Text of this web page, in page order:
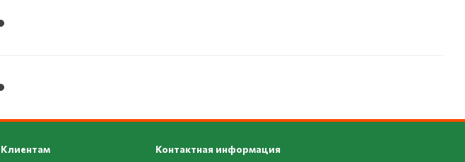
Клиентам Контактная информация